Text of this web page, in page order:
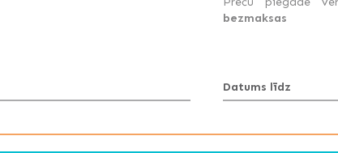
bezmaksas
Datums līdz